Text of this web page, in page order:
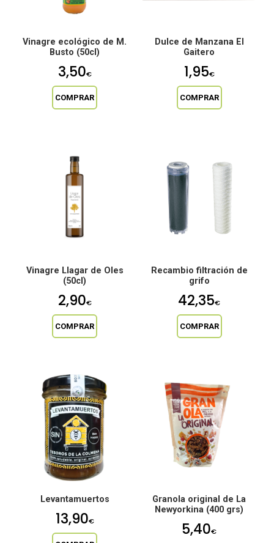
Vinagre ecológico de M.
Busto (50cl)
3,50€
COMPRAR
Dulce de Manzana El
Gaitero
1,95€
COMPRAR
Vinagre Llagar de Oles
(50cl)
2,90€
COMPRAR
Recambio filtración de
grifo
42,35€
COMPRAR
Levantamuertos
13,90€
Granola original de La
Newyorkina (400 grs)
5,40€